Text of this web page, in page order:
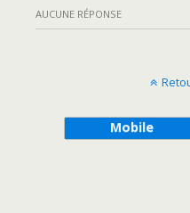
AUCUNE RÉPONSE
Mobile